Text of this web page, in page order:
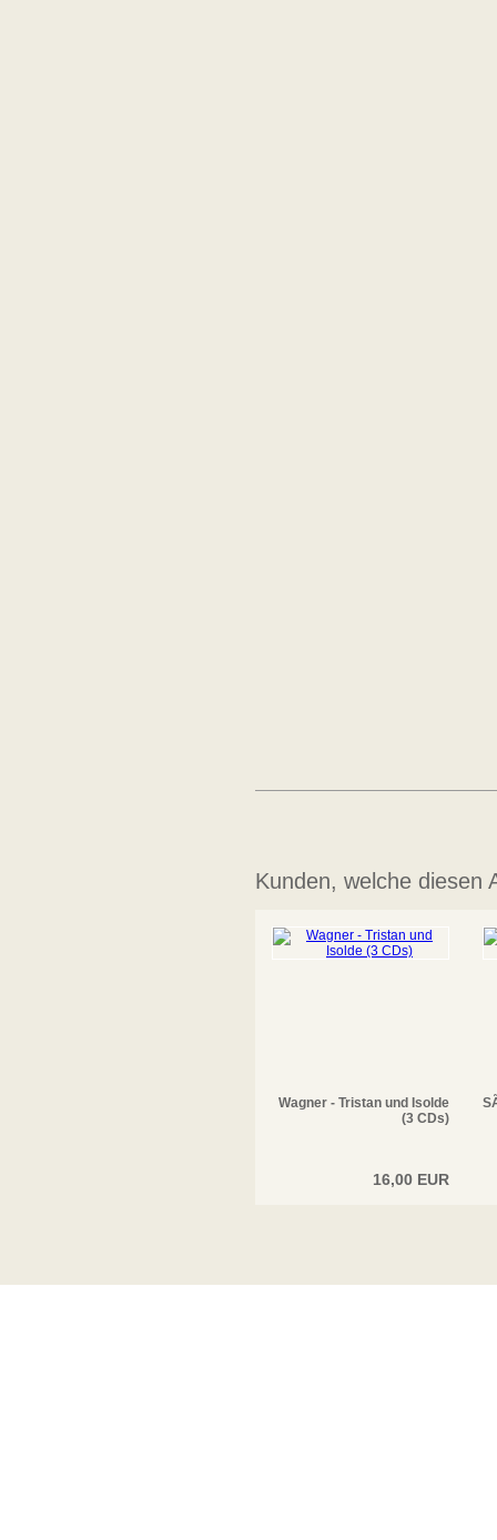
Kunden, welche diesen
Wagner - Tristan und Isolde
(3 CDs)
16,00 EUR